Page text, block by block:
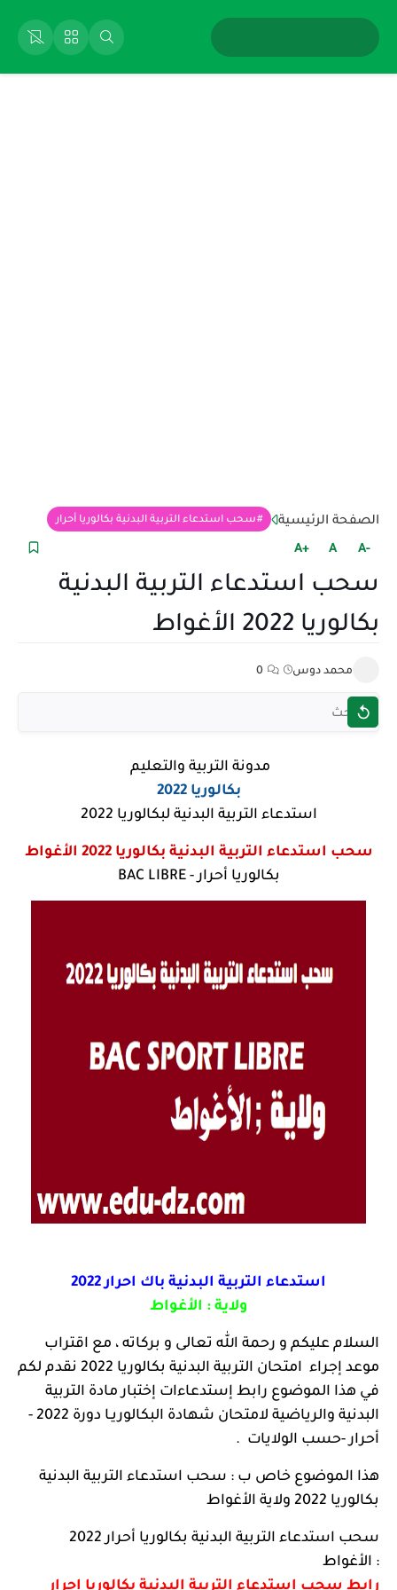
الصفحة الرئيسية سحب استدعاء التربية البدنية بكالوريا أحرار
+A A -A
سحب استدعاء التربية البدنية
بكالوريا 2022 الأغواط
محمد دوس 0
مدونة التربية والتعليم
بكالوريا 2022
استدعاء التربية البدنية لبكالوريا 2022
سحب استدعاء التربية البدنية بكالوريا 2022
الأغواط
بكالوريا أحرار - BAC LIBRE
استدعاء التربية البدنية باك احرار 2022
ولاية : الأغواط
السلام عليكم و رحمة الله تعالى و بركاته ، مع اقتراب
موعد إجراء امتحان التربية البدنية بكالوريا 2022
نقدم لكم
في هذا الموضوع رابط إستدعاءات إختبار مادة التربية
البدنية والرياضية لامتحان شهادة البكالوريـا دورة 2022 -
أحرار -حسب الولايات .
هذا الموضوع خاص ب : سحب استدعاء التربية البدنية
بكالوريا 2022 ولاية الأغواط
سحب استدعاء التربية البدنية بكالوريا أحرار 2022
: الأغواط
رابط سحب استدعاء التربية البدنية بكالوريا احرار